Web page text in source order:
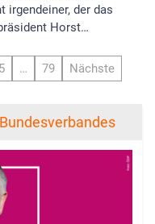
irgendeiner, der das
Horst…
… 79 Nächste